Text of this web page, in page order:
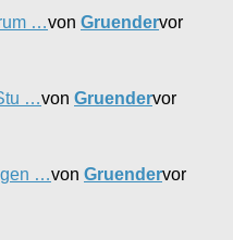
…von Gruendervor
…von Gruendervor
…von Gruendervor